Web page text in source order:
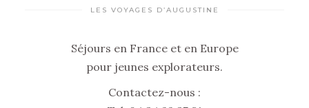
LES VOYAGES D’AUGUSTINE
Séjours en France et en Europe
pour jeunes explorateurs.
Contactez-nous :